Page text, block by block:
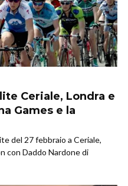
Ceriale, Londra e
Games e la
del 27 febbraio a Ceriale,
con Daddo Nardone di